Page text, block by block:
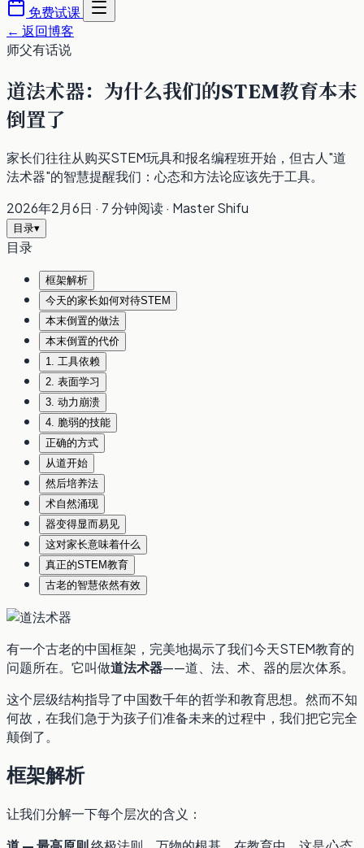
免费试课
← 返回博客
师父有话说
道法术器：为什么我们的STEM教育本末
倒置了
家长们往往从购买STEM玩具和报名编程班开始，但古人"道
法术器"的智慧提醒我们：心态和方法论应该先于工具。
2026年2月6日 · 7 分钟阅读· Master Shifu
目录▾
目录
框架解析
今天的家长如何对待STEM
本末倒置的做法
本末倒置的代价
1. 工具依赖
2. 表面学习
3. 动力崩溃
4. 脆弱的技能
正确的方式
从道开始
然后培养法
术自然涌现
器变得显而易见
这对家长意味着什么
真正的STEM教育
古老的智慧依然有效
有一个古老的中国框架，完美地揭示了我们今天STEM教育的
问题所在。它叫做道法术器——道、法、术、器的层次体系。
这个层级结构指导了中国数千年的哲学和教育思想。然而不知
何故，在我们急于为孩子们准备未来的过程中，我们把它完全
颠倒了。
框架解析
让我们分解一下每个层次的含义：